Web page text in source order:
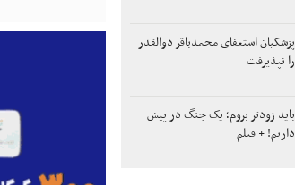
پزشکیان استعفای محمدباقر ذوالقدر
را نپذیرفت
باید زودتر بروم؛ یک جنگ در پیش
داریم! + فیلم